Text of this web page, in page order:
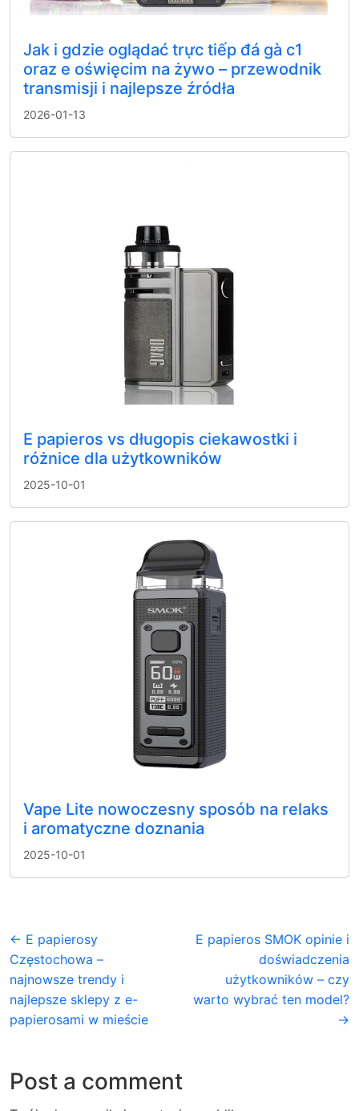
Jak i gdzie oglądać trực tiếp đá gà c1
oraz e oświęcim na żywo – przewodnik
transmisji i najlepsze źródła
2026-01-13
E papieros vs długopis ciekawostki i
różnice dla użytkowników
2025-10-01
Vape Lite nowoczesny sposób na relaks
i aromatyczne doznania
2025-10-01
← E papierosy
Częstochowa –
najnowsze trendy i
najlepsze sklepy z e-
papierosami w mieście
E papieros SMOK opinie i
doświadczenia
użytkowników – czy
warto wybrać ten model?
→
Post a comment